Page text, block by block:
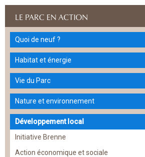
LE PARC EN ACTION
Quoi de neuf ?
Habitat et énergie
Vie du Parc
Nature et environnement
Développement local
Initiative Brenne
Action économique et sociale